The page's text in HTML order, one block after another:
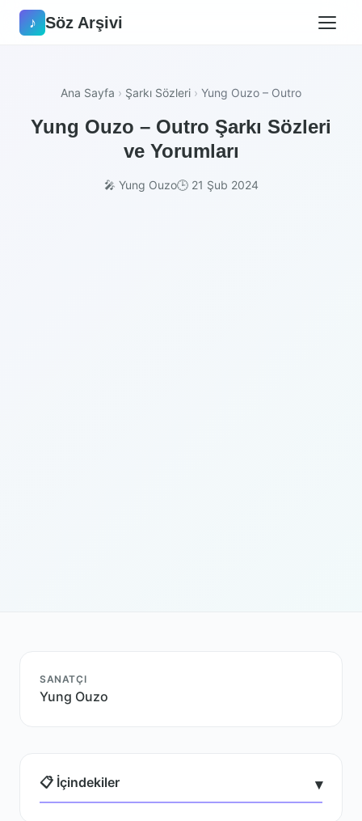
♪ Söz Arşivi
Ana Sayfa › Şarkı Sözleri › Yung Ouzo – Outro
Yung Ouzo – Outro Şarkı Sözleri
ve Yorumları
🎤 Yung Ouzo🕒 21 Şub 2024
SANATÇI
Yung Ouzo
📋 İçindekiler ▾